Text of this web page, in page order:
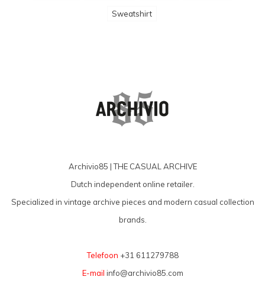
Sweatshirt
Archivio85 | THE CASUAL ARCHIVE
Dutch independent online retailer.
Specialized in vintage archive pieces and modern casual collection
brands.
Telefoon +31 611279788
E-mail info@archivio85.com